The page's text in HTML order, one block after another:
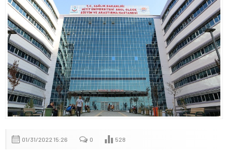
01/31/2022 15:26 0 528